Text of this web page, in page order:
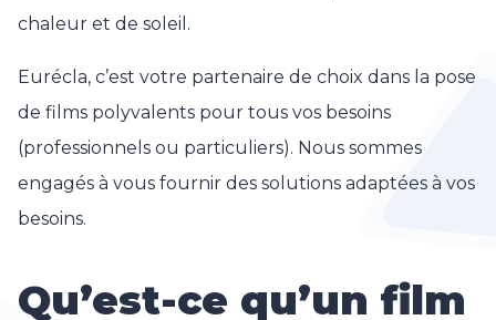
chaleur et de soleil.
Eurécla, c’est votre partenaire de choix dans la pose
de films polyvalents pour tous vos besoins
(professionnels ou particuliers). Nous sommes
engagés à vous fournir des solutions adaptées à vos
besoins.
Qu’est-ce qu’un film